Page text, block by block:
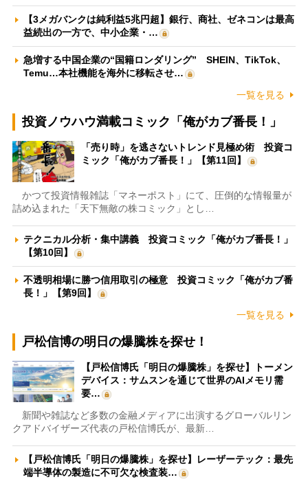
【3メガバンクは純利益5兆円超】銀行、商社、ゼネコンは最高
益続出の一方で、中小企業・…
急増する中国企業の“国籍ロンダリング” SHEIN、TikTok、
Temu…本社機能を海外に移転させ…
一覧を見る
投資ノウハウ満載コミック「俺がカブ番長！」
「売り時」を逃さないトレンド見極め術 投資コ
ミック「俺がカブ番長！」【第11回】
かつて投資情報雑誌「マネーポスト」にて、圧倒的な情報量が
詰め込まれた「天下無敵の株コミック」とし…
テクニカル分析・集中講義 投資コミック「俺がカブ番長！」
【第10回】
不透明相場に勝つ信用取引の極意 投資コミック「俺がカブ番
長！」【第9回】
一覧を見る
戸松信博の明日の爆騰株を探せ！
【戸松信博氏「明日の爆騰株」を探せ】トーメン
デバイス：サムスンを通じて世界のAIメモリ需
要…
新聞や雑誌など多数の金融メディアに出演するグローバルリン
クアドバイザーズ代表の戸松信博氏が、最新…
【戸松信博氏「明日の爆騰株」を探せ】レーザーテック：最先
端半導体の製造に不可欠な検査装…